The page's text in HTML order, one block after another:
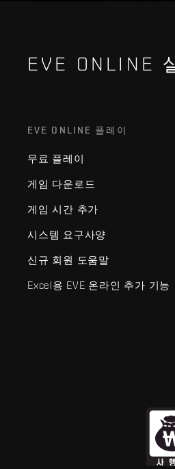
EVE ONLINE
EVE ONLINE 플레이
무료 플레이
게임 다운로드
게임 시간 추가
시스템 요구사양
신규 회원 도움말
Excel용 EVE 온라인 추가 기능